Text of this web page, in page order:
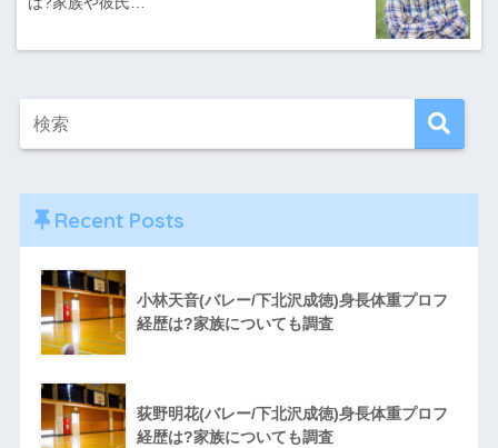
Recent Posts
小林天音(バレー/下北沢成徳)身長体重プロフ
経歴は?家族についても調査
荻野明花(バレー/下北沢成徳)身長体重プロフ
経歴は?家族についても調査